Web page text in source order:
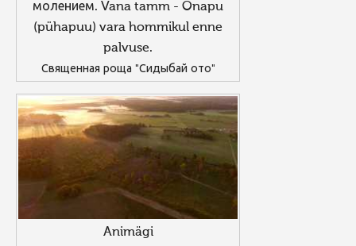
молением. Vana tamm - Onapu
(pühapuu) vara hommikul enne
palvuse.
Священная роща "Сидыбай ото"
Animägi